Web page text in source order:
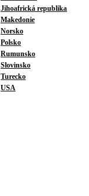
Jihoafrická republika
Makedonie
Norsko
Polsko
Rumunsko
Slovinsko
Turecko
USA